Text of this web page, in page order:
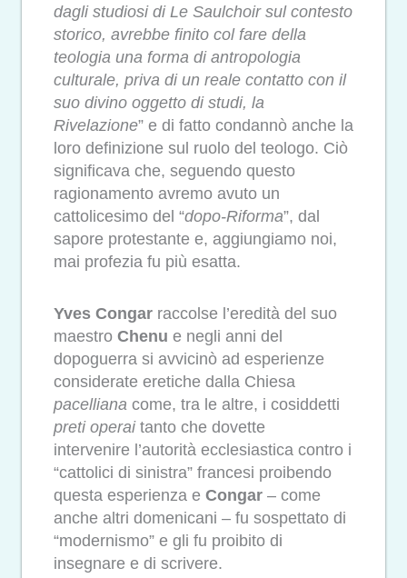
dagli studiosi di Le Saulchoir sul contesto
storico, avrebbe finito col fare della
teologia una forma di antropologia
culturale, priva di un reale contatto con il
suo divino oggetto di studi, la
Rivelazione” e di fatto condannò anche la
loro definizione sul ruolo del teologo. Ciò
significava che, seguendo questo
ragionamento avremo avuto un
cattolicesimo del “dopo-Riforma”, dal
sapore protestante e, aggiungiamo noi,
mai profezia fu più esatta.
Yves Congar raccolse l’eredità del suo
maestro Chenu e negli anni del
dopoguerra si avvicinò ad esperienze
considerate eretiche dalla Chiesa
pacelliana come, tra le altre, i cosiddetti
preti operaitanto che dovette
intervenire l’autorità ecclesiastica contro i
“cattolici di sinistra” francesi proibendo
questa esperienza e Congar – come
anche altri domenicani – fu sospettato di
“modernismo” e gli fu proibito di
insegnare e di scrivere.